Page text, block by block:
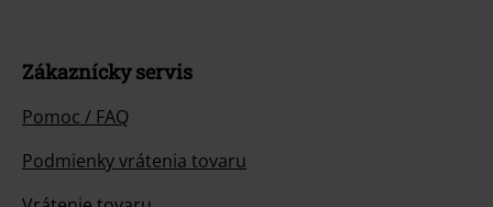
Zákaznícky servis
Pomoc / FAQ
Podmienky vrátenia tovaru